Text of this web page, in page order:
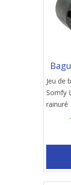
Jeu de
Somfy
rainuré